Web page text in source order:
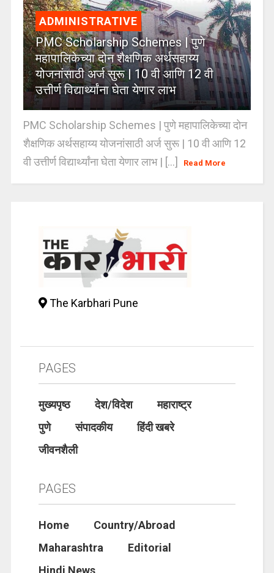
ADMINISTRATIVE
PMC Scholarship Schemes | पुणे
महापालिकेच्या दोन शैक्षणिक अर्थसहाय्य
योजनांसाठी अर्ज सुरू | 10 वी आणि 12 वी
उत्तीर्ण विद्यार्थ्यांना घेता येणार लाभ
PMC Scholarship Schemes | पुणे महापालिकेच्या दोन
शैक्षणिक अर्थसहाय्य योजनांसाठी अर्ज सुरू | 10 वी आणि 12
वी उत्तीर्ण विद्यार्थ्यांना घेता येणार लाभ | [...]
Read More
The Karbhari Pune
PAGES
मुख्यपृष्ठ देश/विदेश
महाराष्ट्र
पुणे
संपादकीय
हिंदी खबरे
जीवनशैली
PAGES
Home
Country/Abroad
Maharashtra
Editorial
Hindi News